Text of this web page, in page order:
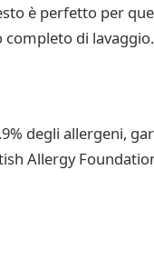
è perfetto per
di lavaggio.
degli allergeni,
Allergy